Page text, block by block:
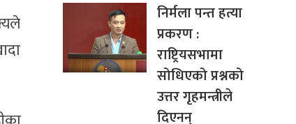
निर्मला पन्त हत्या
प्रकरण :
राष्ट्रियसभामा
सोधिएको प्रश्नको
उत्तर गृहमन्त्रीले
दिएनन्